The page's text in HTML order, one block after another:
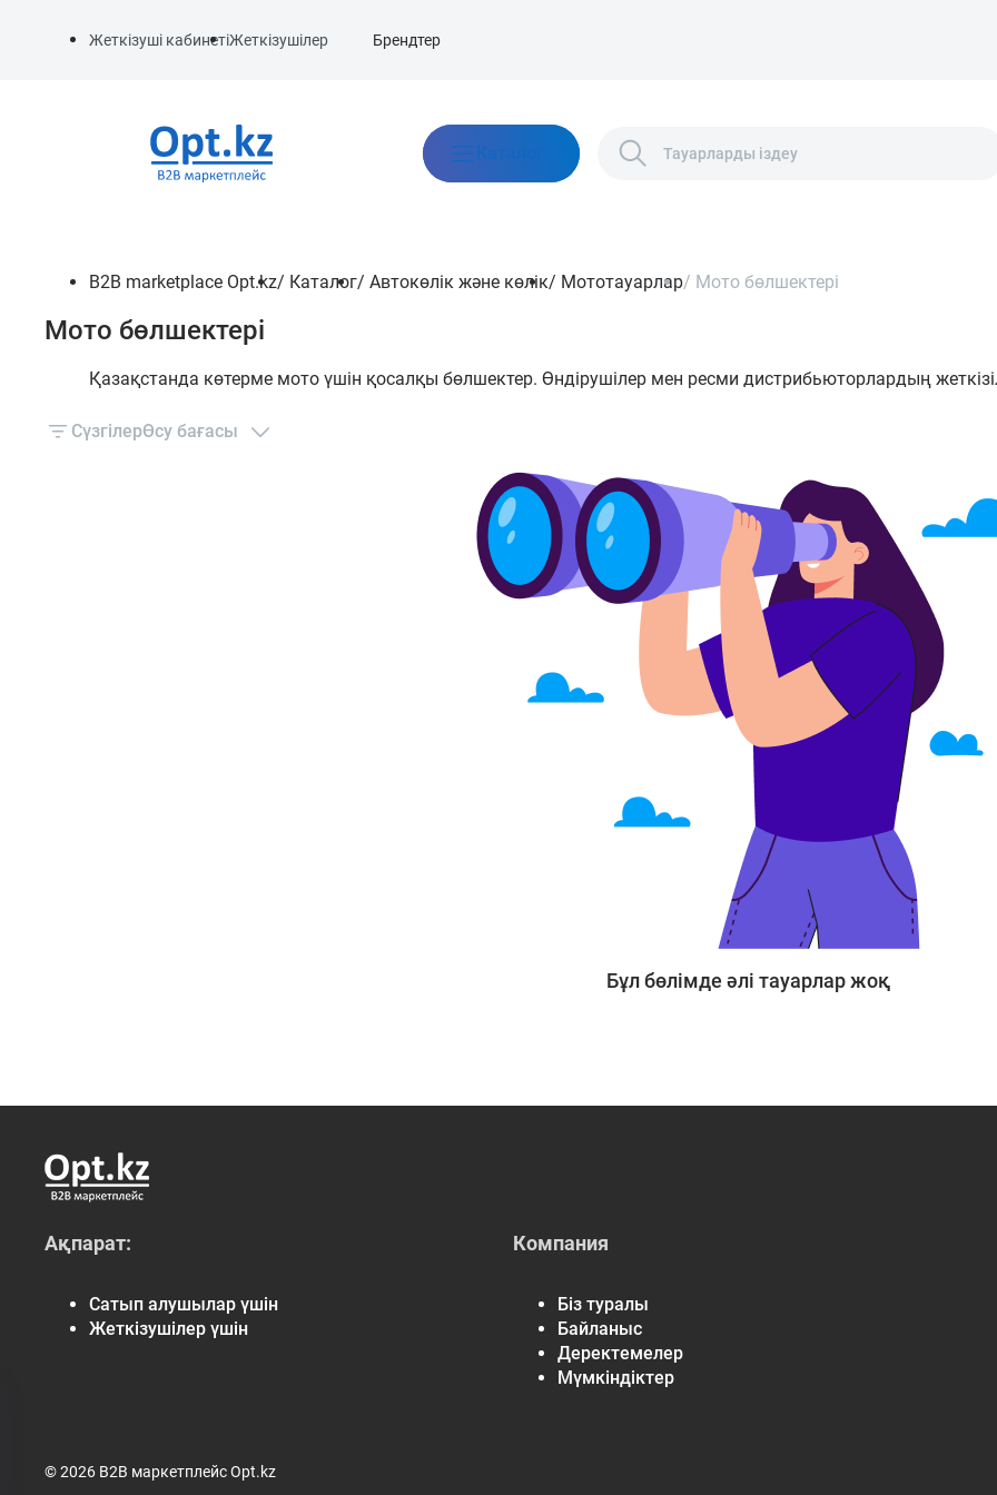
Жеткізуші кабинетіЖеткізушілер Брендтер
Каталог
B2B marketplace Opt.kz/ Каталог/ Автокөлік және көлік/ Мототауарлар/ Мото бөлшектері
Мото бөлшектері
Қазақстанда көтерме мото үшін қосалқы бөлшектер. Өндірушілер мен ресми дистрибьюторлардың
СүзгілерӨсу бағасы
Бұл бөлімде әлі тауарлар жоқ
Ақпарат:
Сатып алушылар үшін
Жеткізушілер үшін
Компания
Біз туралы
Байланыс
Деректемелер
Мүмкіндіктер
© 2026 B2B маркетплейс Opt.kz